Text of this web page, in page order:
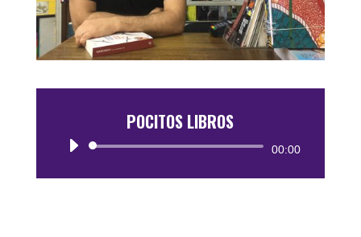
POCITOS LIBROS
Reproductor
00:00